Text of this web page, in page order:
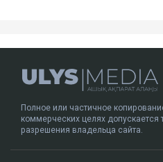
Полное или частичное
коммерческих целях допускается
разрешения владельца сайта.